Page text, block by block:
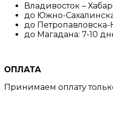
Владивосток –
до Южно-
до Петропавловска-
до Магадана: 7-10
ОПЛАТА
Принимаем оплату